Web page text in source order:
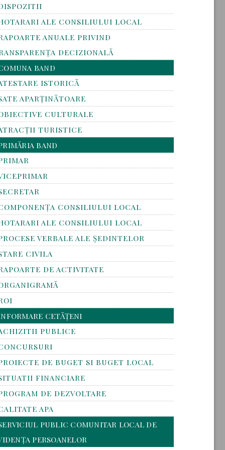
ALE CONSILIULUI LOCAL
ANUALE PRIVIND
DECIZIONALĂ
BAND
ISTORICĂ
APARȚINĂTOARE
CULTURALE
TURISTICE
BAND
CONSILIULUI LOCAL
ALE CONSILIULUI LOCAL
VERBALE ALE ȘEDINTELOR
CIVILA
DE ACTIVITATE
CETĂȚENI
PUBLICE
DE BUGET SI BUGET LOCAL
FINANCIARE
DE DEZVOLTARE
APA
PUBLIC COMUNITAR LOCAL DE
PERSOANELOR